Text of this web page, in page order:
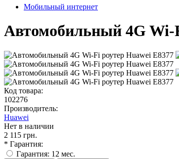
Мобильный интернет
Автомобильный 4G Wi-
Код товара:
102276
Производитель:
Huawei
Нет в наличии
2 115 грн.
* Гарантия:
Гарантия: 12 мес.